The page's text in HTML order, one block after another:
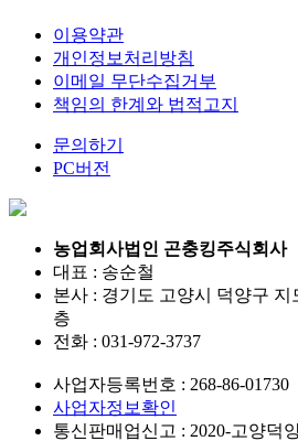
이용약관
개인정보처리방침
이메일 무단수집거부
책임의 한계와 법적고지
문의하기
PC버전
농업회사법인 곤충킹주식회사
대표 : 송순철
본사 : 경기도 고양시 덕양구 지
층
전화 : 031-972-3737
사업자등록번호 : 268-86-01730
사업자정보확인
통신판매업신고 : 2020-고양덕